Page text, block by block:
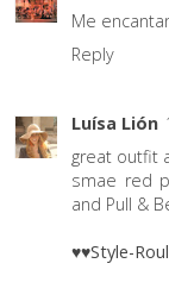
Me
Reply
Luísa Lión
great outfit
smae red
and Pull &
♥♥Style-